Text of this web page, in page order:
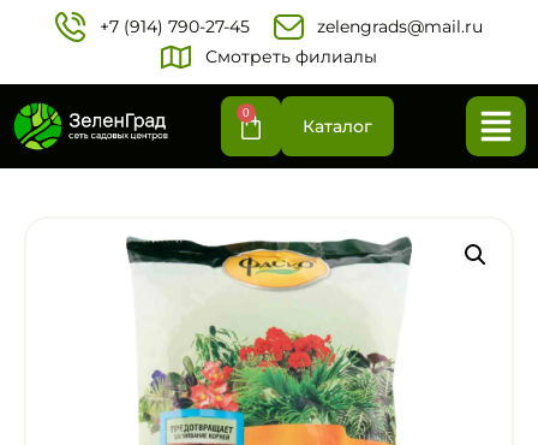
+7 (914) 790-27-45‬
zelengrads@mail.ru
Смотреть филиалы
0
Каталог